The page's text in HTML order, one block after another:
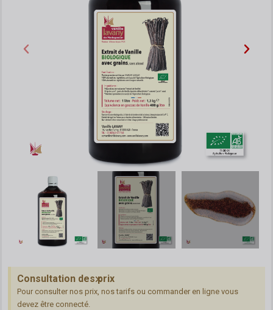
Consultation des prix
Pour consulter nos prix, nos tarifs ou commander en ligne vous
devez être connecté.